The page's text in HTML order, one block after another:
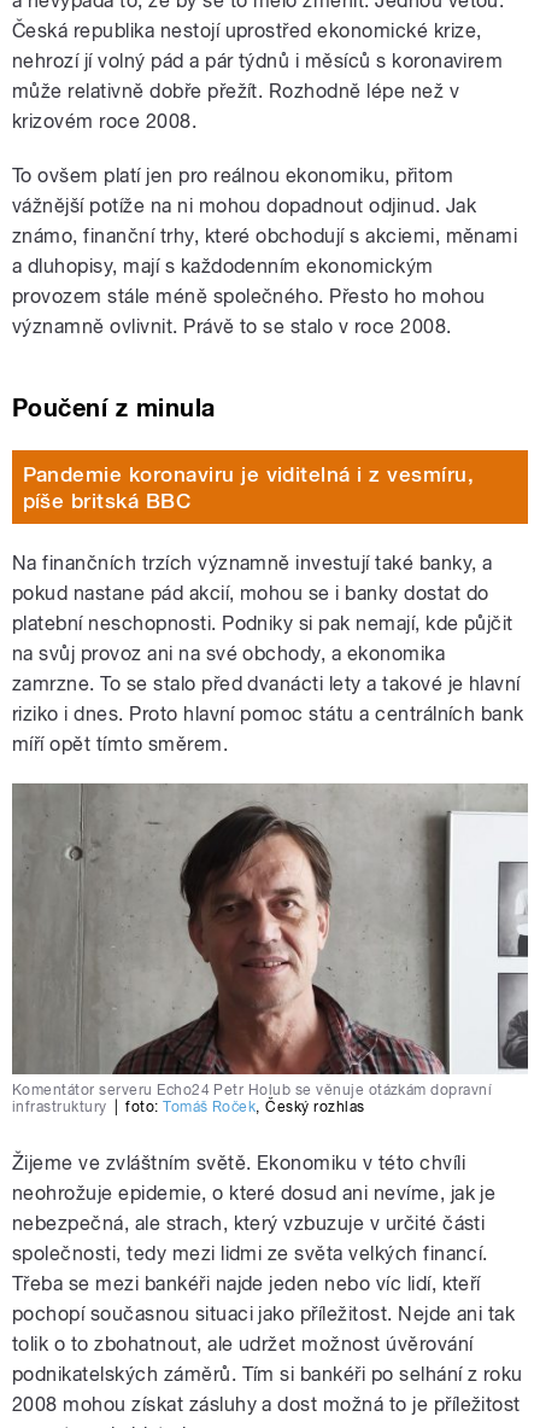
Česká republika nestojí uprostřed ekonomické krize,
nehrozí jí volný pád a pár týdnů i měsíců s koronavirem
může relativně dobře přežít. Rozhodně lépe než v
krizovém roce 2008.
To ovšem platí jen pro reálnou ekonomiku, přitom
vážnější potíže na ni mohou dopadnout odjinud. Jak
známo, finanční trhy, které obchodují s akciemi, měnami
a dluhopisy, mají s každodenním ekonomickým
provozem stále méně společného. Přesto ho mohou
významně ovlivnit. Právě to se stalo v roce 2008.
Poučení z minula
Pandemie koronaviru je viditelná i z vesmíru,
píše britská BBC
Na finančních trzích významně investují také banky, a
pokud nastane pád akcií, mohou se i banky dostat do
platební neschopnosti. Podniky si pak nemají, kde půjčit
na svůj provoz ani na své obchody, a ekonomika
zamrzne. To se stalo před dvanácti lety a takové je hlavní
riziko i dnes. Proto hlavní pomoc státu a centrálních bank
míří opět tímto směrem.
Komentátor serveru Echo24 Petr Holub se věnuje otázkám dopravní
infrastruktury
foto:Tomáš Roček,Český rozhlas
Žijeme ve zvláštním světě. Ekonomiku v této chvíli
neohrožuje epidemie, o které dosud ani nevíme, jak je
nebezpečná, ale strach, který vzbuzuje v určité části
společnosti, tedy mezi lidmi ze světa velkých financí.
Třeba se mezi bankéři najde jeden nebo víc lidí, kteří
pochopí současnou situaci jako příležitost. Nejde ani tak
tolik o to zbohatnout, ale udržet možnost úvěrování
podnikatelských záměrů. Tím si bankéři po selhání z roku
2008 mohou získat zásluhy a dost možná to je příležitost